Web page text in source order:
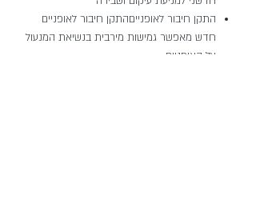
התקן חיבור לאופנייםהתקן חיבור לאופניים
חדש מאפשר גמישות מירבית בנשיאת המנעול
על האופניים